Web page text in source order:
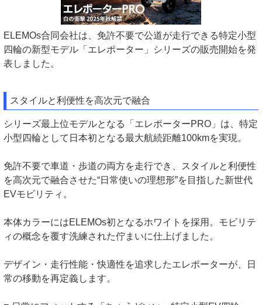
ELEMOs合同会社は、免許不要で公道が走行できる特定小型
四輪の新型モデル「エレポーター」シリーズの販売開始を発
表しました。
スタイルと利便性を高次元で融合
シリーズ最上位モデルとなる「エレポーターPRO」は、特定
小型四輪として日本初となる最大航続距離100kmを実現。
免許不要で車道・歩道の両方を走行でき、スタイルと利便性
を高次元で融合させた“日常使いの理想形”を目指した新世代
EVモビリティ。
本体カラーにはELEMOs初となるホワイトを採用。モビリテ
ィの概念を覆す洗練された佇まいに仕上げました。
デザイン・走行性能・快適性を追求したエレポーターが、日
常の移動を再定義します。